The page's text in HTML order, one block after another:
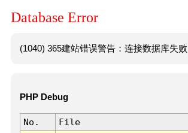
Database Error
(1040) 365建站错误警告：连接数据库失
PHP Debug
No. File